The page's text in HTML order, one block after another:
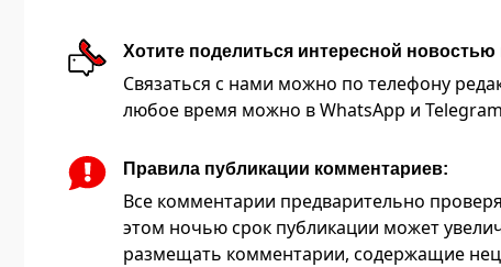
Хотите поделиться интересной
Связаться с нами можно по телефону
любое время можно в WhatsApp и
Правила публикации комментариев:
Все комментарии предварительно
этом ночью срок публикации может
размещать комментарии, содержащие